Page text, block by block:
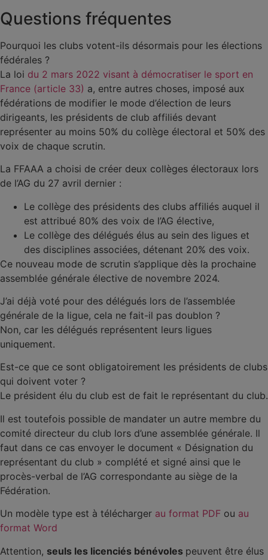
Questions fréquentes
Pourquoi les clubs votent-ils désormais pour les élections
fédérales ?
La loi du 2 mars 2022 visant à démocratiser le sport en
France (article 33) a, entre autres choses, imposé aux
fédérations de modifier le mode d’élection de leurs
dirigeants, les présidents de club affiliés devant
représenter au moins 50% du collège électoral et 50% des
voix de chaque scrutin.
La FFAAA a choisi de créer deux collèges électoraux lors
de l’AG du 27 avril dernier :
Le collège des présidents des clubs affiliés auquel il
est attribué 80% des voix de l’AG élective,
Le collège des délégués élus au sein des ligues et
des disciplines associées, détenant 20% des voix.
Ce nouveau mode de scrutin s’applique dès la prochaine
assemblée générale élective de novembre 2024.
J’ai déjà voté pour des délégués lors de l’assemblée
générale de la ligue, cela ne fait-il pas doublon ?
Non, car les délégués représentent leurs ligues
uniquement.
Est-ce que ce sont obligatoirement les présidents de clubs
qui doivent voter ?
Le président élu du club est de fait le représentant du club.
Il est toutefois possible de mandater un autre membre du
comité directeur du club lors d’une assemblée générale. Il
faut dans ce cas envoyer le document « Désignation du
représentant du club » complété et signé ainsi que le
procès-verbal de l’AG correspondante au siège de la
Fédération.
Un modèle type est à télécharger au format PDF ou au
format Word
Attention, seuls les licenciés bénévoles peuvent être élus